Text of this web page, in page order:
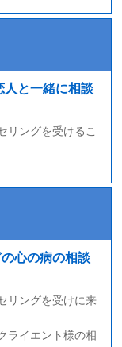
人と一緒に相談
リングを受けるこ
心の病の相談
リングを受けに来
ライエント様の相